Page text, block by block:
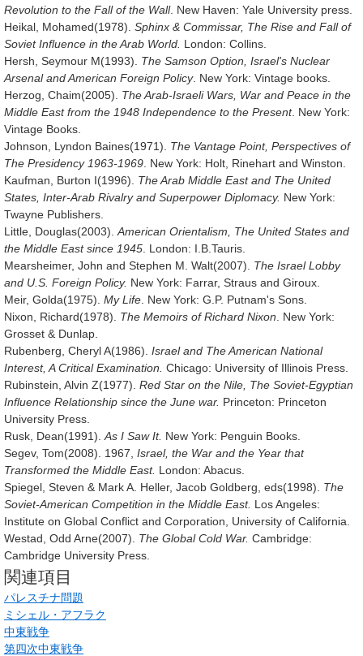
Revolution to the Fall of the Wall. New Haven: Yale University press.
Heikal, Mohamed(1978). Sphinx & Commissar, The Rise and Fall of
Soviet Influence in the Arab World. London: Collins.
Hersh, Seymour M(1993). The Samson Option, Israel's Nuclear
Arsenal and American Foreign Policy. New York: Vintage books.
Herzog, Chaim(2005). The Arab-Israeli Wars, War and Peace in the
Middle East from the 1948 Independence to the Present. New York:
Vintage Books.
Johnson, Lyndon Baines(1971). The Vantage Point, Perspectives of
The Presidency 1963-1969 . New York: Holt, Rinehart and Winston.
Kaufman, Burton I(1996). The Arab Middle East and The United
States, Inter-Arab Rivalry and Superpower Diplomacy. New York:
Twayne Publishers.
Little, Douglas(2003). American Orientalism, The United States and
the Middle East since 1945 . London: I.B.Tauris.
Mearsheimer, John and Stephen M. Walt(2007). The Israel Lobby
and U.S. Foreign Policy. New York: Farrar, Straus and Giroux.
Meir, Golda(1975). My Life . New York: G.P. Putnam's Sons.
Nixon, Richard(1978). The Memoirs of Richard Nixon . New York:
Grosset & Dunlap.
Rubenberg, Cheryl A(1986). Israel and The American National
Interest, A Critical Examination. Chicago: University of Illinois Press.
Rubinstein, Alvin Z(1977). Red Star on the Nile, The Soviet-Egyptian
Influence Relationship since the June war. Princeton: Princeton
University Press.
Rusk, Dean(1991). As I Saw It. New York: Penguin Books.
Segev, Tom(2008). 1967, Israel, the War and the Year that
Transformed the Middle East. London: Abacus.
Spiegel, Steven & Mark A. Heller, Jacob Goldberg, eds(1998). The
Soviet-American Competition in the Middle East. Los Angeles:
Institute on Global Conflict and Corporation, University of California.
Westad, Odd Arne(2007). The Global Cold War. Cambridge:
Cambridge University Press.
関連項目
パレスチナ問題
ミシェル・アフラク
中東戦争
第四次中東戦争